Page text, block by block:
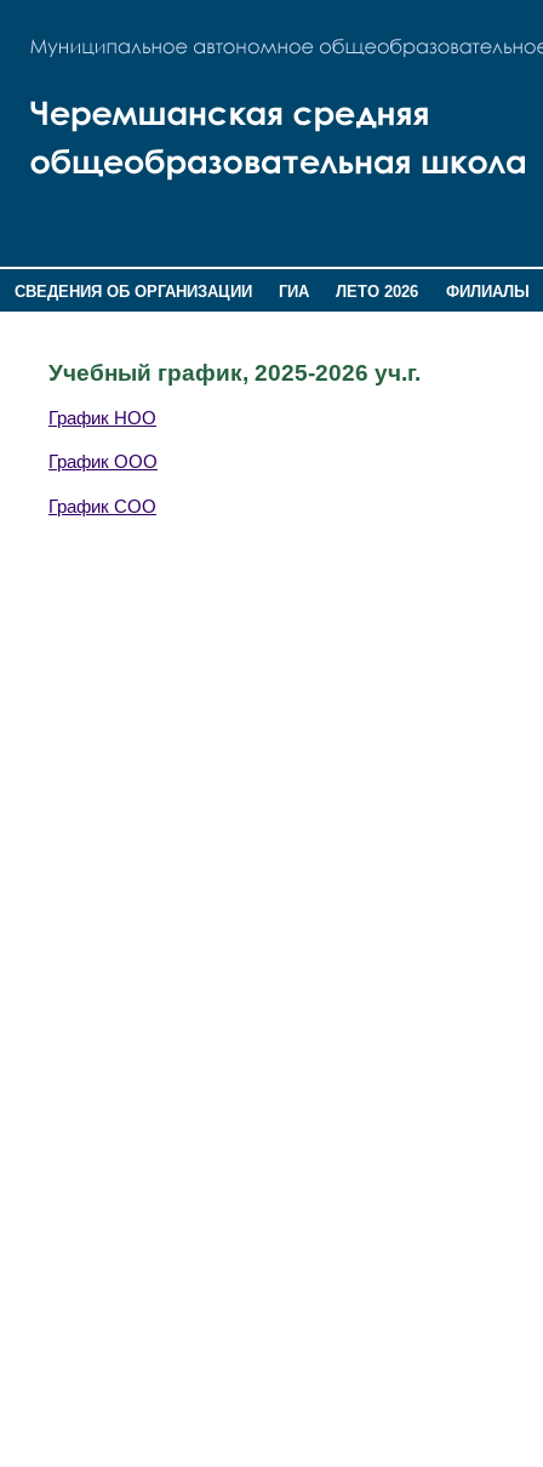
СВЕДЕНИЯ ОБ ОРГАНИЗАЦИИ ГИА ЛЕТО 2026
ФИЛИАЛЫ
Учебный график, 2025-2026 уч.г.
График НОО
График ООО
График СОО